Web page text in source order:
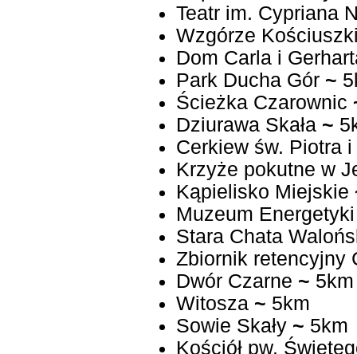
Teatr im. Cypriana
Wzgórze
Dom Carla i
Park Ducha Gór ~
Ścieżka Czarownic
Dziurawa Skała ~
Cerkiew św. Piotra i
Krzyże pokutne w
Kąpielisko Miejskie
Muzeum Energetyki
Stara Chata
Zbiornik retencyjny
Dwór Czarne ~ 5km
Witosza ~ 5km
Sowie Skały ~ 5km
Kościół pw.